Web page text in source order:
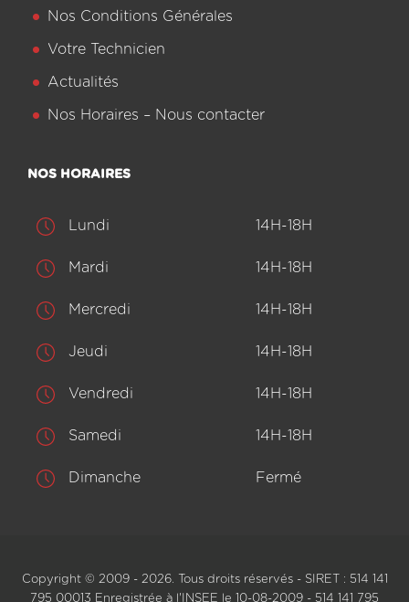
Nos Conditions Générales
Votre Technicien
Actualités
Nos Horaires – Nous contacter
NOS HORAIRES
Lundi 14H-18H
Mardi 14H-18H
Mercredi 14H-18H
Jeudi 14H-18H
Vendredi 14H-18H
Samedi 14H-18H
Dimanche Fermé
Copyright © 2009 - 2026. Tous droits réservés - SIRET : 514 141
795 00013 Enregistrée à l'INSEE le 10-08-2009 - 514 141 795